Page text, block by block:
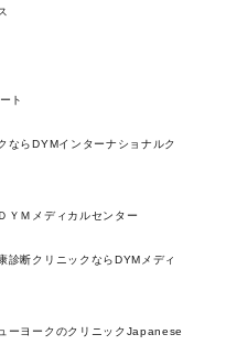
ト
ならDYMインターナショナルク
ＹＭメディカルセンター
診断クリニックならDYMメディ
ーヨークのクリニックJapanese